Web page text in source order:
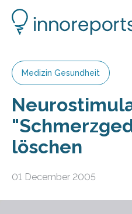
Medizin Gesundheit
löschen
01 December 2005